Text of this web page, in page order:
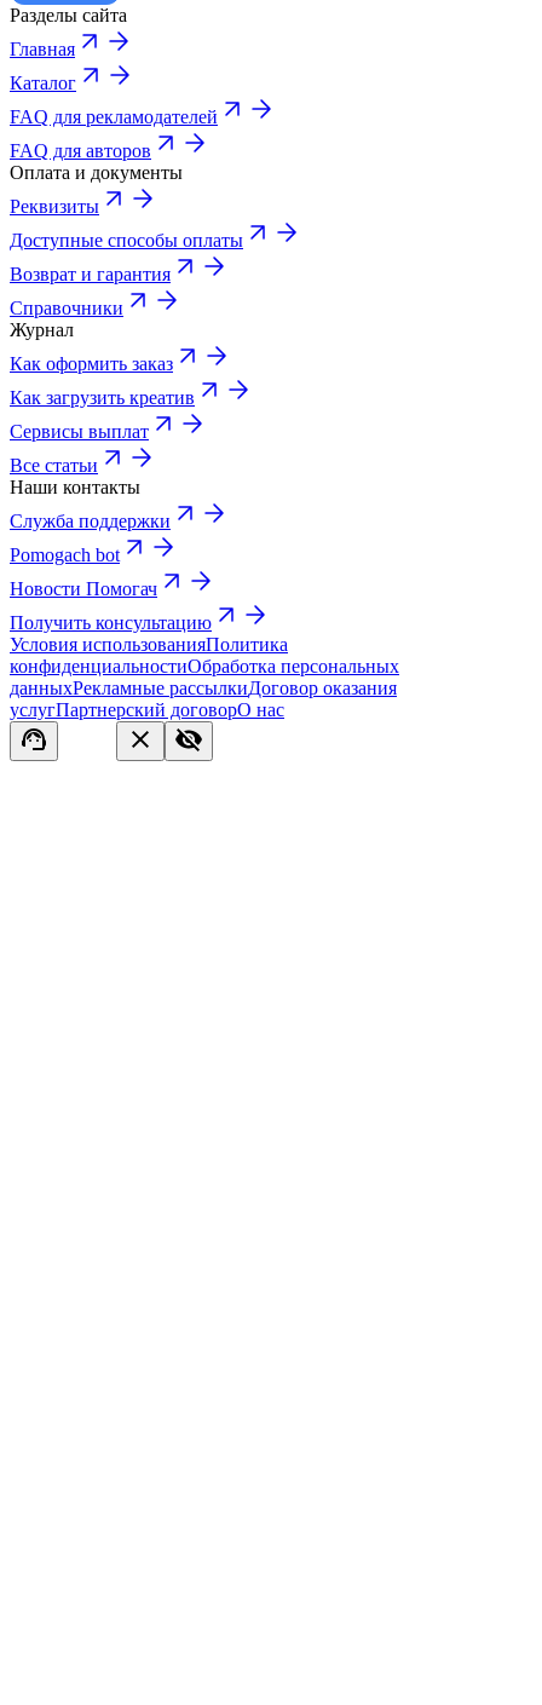
Разделы сайта
Главная
Каталог
FAQ для рекламодателей
FAQ для авторов
Оплата и документы
Реквизиты
Доступные способы оплаты
Возврат и гарантия
Справочники
Журнал
Как оформить заказ
Как загрузить креатив
Сервисы выплат
Все статьи
Наши контакты
Служба поддержки
Pomogach bot
Новости Помогач
Получить консультацию
Условия использованияПолитика
конфиденциальностиОбработка персональных
данныхРекламные рассылкиДоговор оказания
услугПартнерский договорО нас